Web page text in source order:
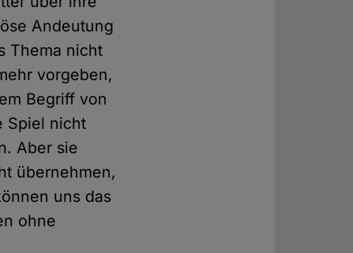
Andeutung
Thema nicht
vorgeben,
Begriff von
Spiel nicht
Aber sie
übernehmen,
uns das
ohne